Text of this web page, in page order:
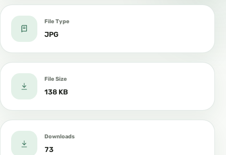
File Type
JPG
File Size
138 KB
Downloads
73